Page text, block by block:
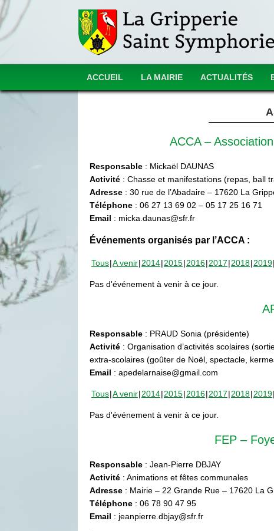
ACCUEIL LA MAIRIE ACTUALITÉS
ACCA –
Responsable : Mickaël DAUNAS
Activité : Chasse et manifestations (repas, ball
Adresse : 30 rue de l’Abadaire – 17620 La
Téléphone : 06 27 13 69 02 – 05 17 25 16 71
Email : micka.daunas@sfr.fr
Événements organisés par l’ACCA :
Tous A venir 2014 2015 2016 2017 2018 2019
Pas d'événement à venir à ce jour.
Responsable : PRAUD Sonia (présidente)
Activité : Organisation d’activités scolaires
extra-scolaires (goûter de Noël, spectacle,
Email : apedelarnaise@gmail.com
Tous A venir 2014 2015 2016 2017 2018 2019
Pas d'événement à venir à ce jour.
FEP –
Responsable : Jean-Pierre DBJAY
Activité : Animations et fêtes communales
Adresse : Mairie – 22 Grande Rue – 17620 La
Téléphone : 06 78 90 47 95
Email : jeanpierre.dbjay@sfr.fr